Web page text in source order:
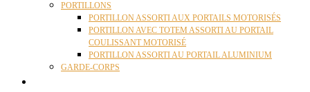
PORTILLONS
PORTILLON ASSORTI AUX PORTAILS MOTORISÉS
PORTILLON AVEC TOTEM ASSORTI AU PORTAIL
COULISSANT MOTORISÉ
PORTILLON ASSORTI AU PORTAIL ALUMINIUM
GARDE-CORPS